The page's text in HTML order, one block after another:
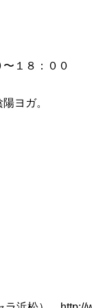
１８：００
ヨガ。